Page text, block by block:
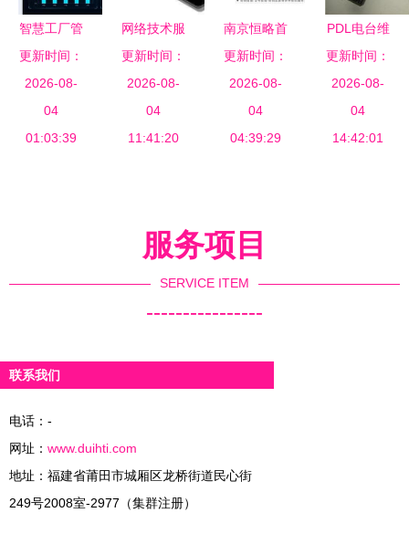
护航
智慧工厂管
理系统 现
代化信息技
术的赋能与
网络技术服
更新时间：
2026-08-
04
01:03:39
网络技术服
务产品手册
排版模板指
南
更新时间：
2026-08-
04
11:41:20
南京恒略首
传信安 商
用密码安全
产品与解决
方案及网络
更新时间：
2026-08-
04
04:39:29
PDL电台维
修高清图片
与北京启月
星辰科技有
限责任公司
更新时间：
2026-08-
04
14:42:01
服务项目
SERVICE ITEM
----------------
联系我们
电话：-
网址： www.duihti.com
地址：福建省莆田市城厢区龙桥街道民心街
249号2008室-2977（集群注册）